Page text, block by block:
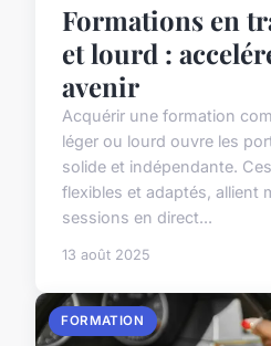
Formations en
et lourd :
avenir
Acquérir une formation
léger ou lourd ouvre les
solide et indépendante.
flexibles et adaptés, allient
sessions en direct...
13 août 2025
FORMATION